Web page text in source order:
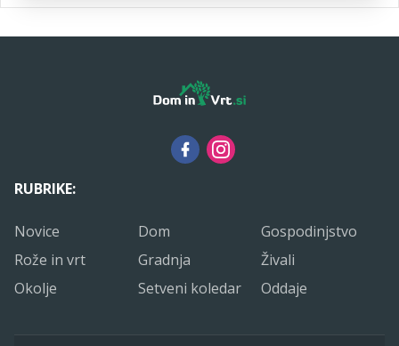
RUBRIKE:
Novice Dom
Gospodinjstvo
Rože in vrt
Gradnja
Živali
Okolje
Setveni koledar Oddaje